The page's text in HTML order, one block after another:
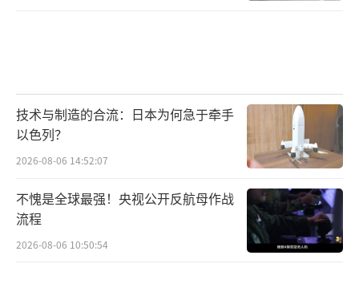
技术与制造的合流：日本为何急于牵手
以色列？
2026-08-06 14:52:07
不愧是全球最强！央视公开反航母作战
流程
2026-08-06 10:50:54